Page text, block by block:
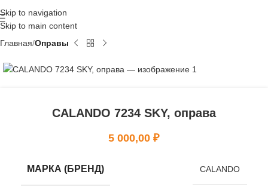
Skip to navigation
Skip to main content
Главная Оправы
CALANDO 7234 SKY, оправа
5 000,00 ₽
МАРКА (БРЕНД) CALANDO